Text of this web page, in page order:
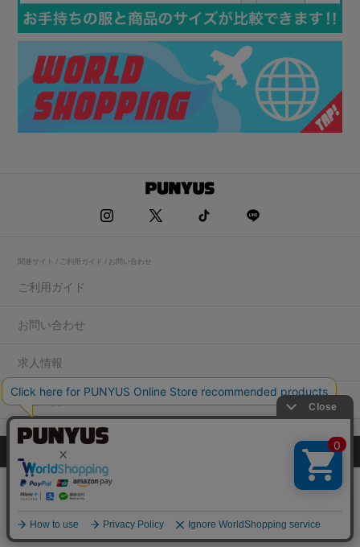
関連サイト / ご利用ガイド / お問い合わせ
ご利用ガイド
お問い合わせ
求人情報
店舗一覧
プライバシーポリシー